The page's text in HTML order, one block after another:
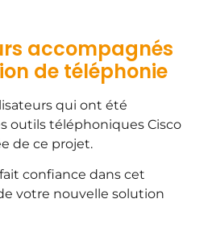
accompagnés
de téléphonie
qui ont été
outils téléphoniques Cisco
de ce projet.
confiance dans cet
votre nouvelle solution